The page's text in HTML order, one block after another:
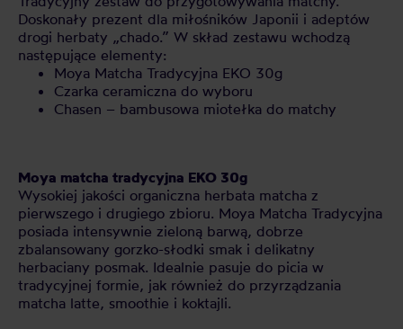
Doskonały prezent dla miłośników Japonii i adeptów
drogi herbaty „chado.” W skład zestawu wchodzą
następujące elementy:
Moya Matcha Tradycyjna EKO 30g
Czarka ceramiczna do wyboru
Chasen – bambusowa miotełka do matchy
Moya matcha tradycyjna EKO 30g
Wysokiej jakości organiczna herbata matcha z
pierwszego i drugiego zbioru. Moya Matcha Tradycyjna
posiada intensywnie zieloną barwą, dobrze
zbalansowany gorzko-słodki smak i delikatny
herbaciany posmak. Idealnie pasuje do picia w
tradycyjnej formie, jak również do przyrządzania
matcha latte, smoothie i koktajli.